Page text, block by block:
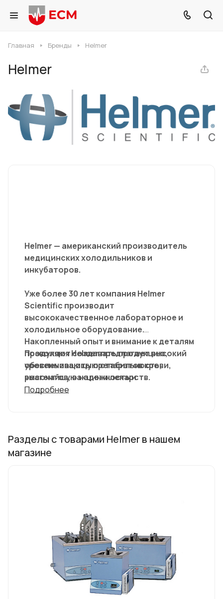
Главная Бренды Helmer
Helmer
Helmer — американский производитель
медицинских холодильников и
инкубаторов.
Уже более 30 лет компания Helmer
Scientific производит
высококачественное лабораторное и
холодильное оборудование.
Накопленный опыт и внимание к деталям
позволяют создавать продукцию,
обеспечивающую стабильность,
высочайшую надежность и
исключительную эффективность,
Продукция Helmer предлагает высокий
уровень защиты препаратов крови,
реагентов, вакцин и лекарств.
Подробнее
Разделы с товарами Helmer в нашем
магазине